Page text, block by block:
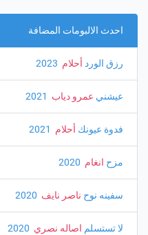
احدث الالبومات المضافة
رزق الورد أحلام
عيشني عمرو دياب
فدوة عيونك أحلام
مزح انغام
سفينه نوح ناصر نايف
لا تستسلم اصاله نصري